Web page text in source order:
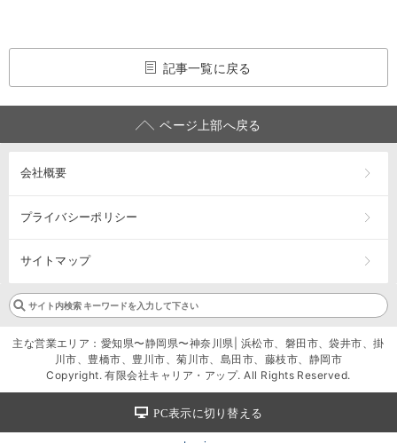
記事一覧に戻る
ページ上部へ戻る
会社概要
プライバシーポリシー
サイトマップ
主な営業エリア：愛知県〜静岡県〜神奈川県| 浜松市、磐田市、袋井市、掛
川市、豊橋市、豊川市、菊川市、島田市、藤枝市、静岡市
Copyright. 有限会社キャリア・アップ. All Rights Reserved.
PC表示に切り替える